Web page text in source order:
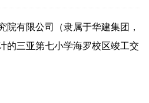
院有限公司（隶属于华建集团，
的三亚第七小学海罗校区竣工交